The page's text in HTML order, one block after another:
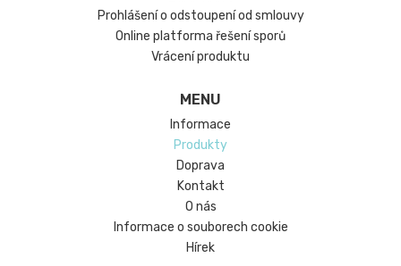
*Zde uvedené informace jsou údaje poskytnuté
výrobci, které mohou být výrobci kdykoli změněny
bez předchozího upozornění. Informujte se prosím
před zadáním objednávky, protože nemůžeme
Prohlášení o odstoupení od smlouvy
Online platforma řešení sporů
Vrácení produktu
MENU
Informace
Produkty
Doprava
Kontakt
O nás
Informace o souborech cookie
Hírek